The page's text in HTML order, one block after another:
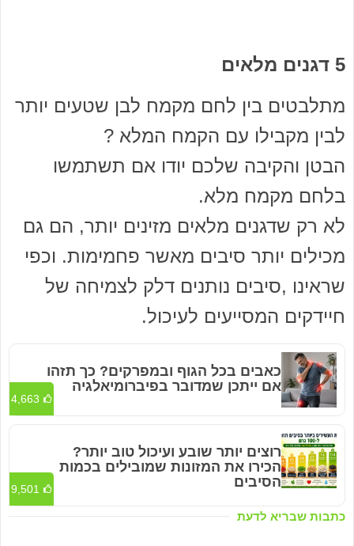
5 דגנים מלאים
מתלבטים בין לחם מקמח לבן שטעים יותר
לבין מקבילו עם הקמח המלא ?
הבטן והקיבה שלכם יודו אם תשתמשו
בלחם מקמח מלא.
לא רק שדגנים מלאים מזינים יותר, הם גם
מכילים יותר סיבים מאשר פחמימות. וכפי
שראינו ,סיבים נותנים דלק לצמיחה של
חיידקים המסייעים לעיכול.
כתבות שבריא לדעת
כאבים בכל הגוף ובמפרקים? כך תזהו
אם ייתכן שמדובר בפיברומיאלגיה
4,663
רוצים יותר שובע ועיכול טוב יותר?
הכירו את המזונות שמובילים בכמות
הסיבים
9,501